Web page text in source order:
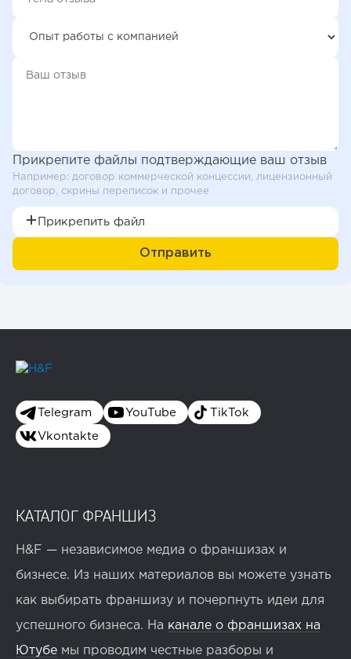
Прикрепите файлы подтверждающие ваш отзыв
Например: договор коммерческой концессии, лицензионный
договор, скрины переписок и прочее
Прикрепить файл
Telegram YouTube TikTok
Vkontakte
КАТАЛОГ ФРАНШИЗ
H&F — независимое медиа о франшизах и
бизнесе. Из наших материалов вы можете узнать
как выбирать франшизу и почерпнуть идеи для
успешного бизнеса. На канале о франшизах на
Ютубе мы проводим честные разборы и